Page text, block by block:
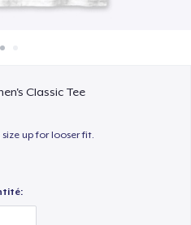
Classic Tee
size up for looser fit.